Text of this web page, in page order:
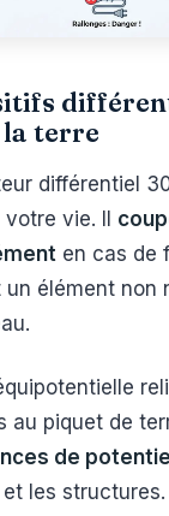
la terre
différentiel
vie. Il
en cas de
un élément non
au piquet de
de
et les structures.